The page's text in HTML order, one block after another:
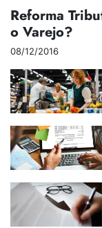
Reforma
o Varejo?
08/12/2016